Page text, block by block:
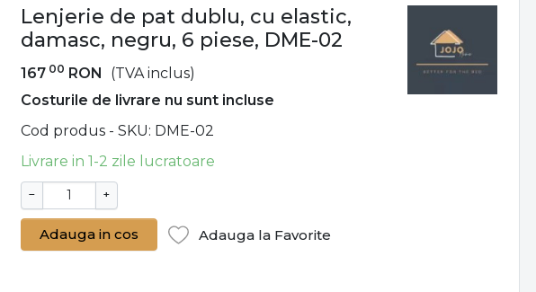
Lenjerie de pat dublu, cu elastic,
damasc, negru, 6 piese, DME-02
167 00 RON
(TVA inclus)
Costurile de livrare nu sunt incluse
Cod produs - SKU DME-02
Livrare in 1-2 zile lucratoare
− +
Adauga in cos Adauga la Favorite